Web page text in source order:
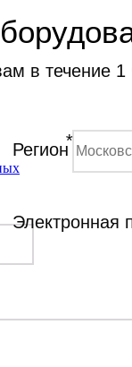
в течение 1
Регион*
Электронная